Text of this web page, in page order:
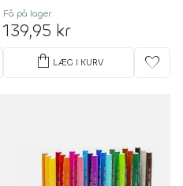
Få på lager
139,95 kr
shopping_bag LÆG I KURV favorite